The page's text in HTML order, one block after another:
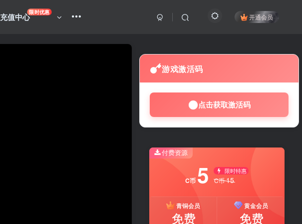
充值中心限时优惠
开通会员
游戏激活码
点击获取激活码
付费资源
C币 5 限时特惠
C币15
青铜会员
免费
黄金会员
免费